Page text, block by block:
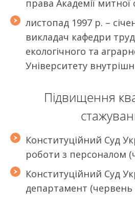
права Академії митної
листопад 1997 р. –
викладач кафедри
екологічного та
Університету
Підвищення
Конституційний Суд
роботи з персоналом
Конституційний Суд
департамент (червень